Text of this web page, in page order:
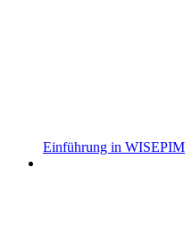
Einführung in WISEPIM